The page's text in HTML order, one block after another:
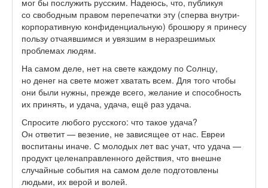
мог бы послужить русским. Надеюсь, что, публикуя
со свободным правом перепечатки эту (сперва внутри-
корпоративную конфиденциальную) брошюру я принесу
пользу отчаявшимся и увязшим в неразрешимых
проблемах людям.
На самом деле, нет на свете каждому по Солнцу,
но денег на свете может хватать всем. Для того чтобы
они были нужны, прежде всего, желание и способность
их принять, и удача, удача, ещё раз удача.
Спросите любого русского: что такое удача?
Он ответит — везение, не зависящее от нас. Евреи
воспитаны иначе. С молодых лет вас учат, что удача —
продукт целенаправленного действия, что внешне
случайные события на самом деле подготовлены
людьми, их верой и волей.